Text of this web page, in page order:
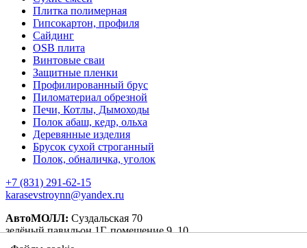
Плитка полимерная
Гипсокартон, профиля
Сайдинг
OSB плита
Винтовые сваи
Защитные пленки
Профилированный брус
Пиломатериал обрезной
Печи, Котлы, Дымоходы
Полок абаш, кедр, ольха
Деревянные изделия
Брусок сухой строганный
Полок, обналичка, уголок
+7 (831) 291-62-15
karasevstroynn@yandex.ru
АвтоМОЛЛ: Суздальская 70
зелёный павильон 1Г, помещение 9, 10.
оранжевый павильон 4А, пом. 1, 10.